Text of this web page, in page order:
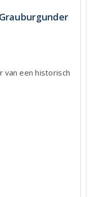
van een historisch